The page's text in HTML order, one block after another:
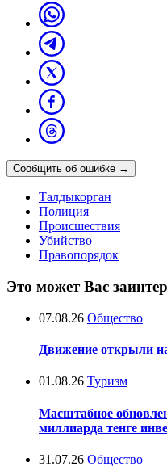
Сообщить об ошибке →
Талдыкорган
Полиция
Происшествия
Убийство
Правопорядок
Это может Вас
07.08.26 Общество
Движение открыли
01.08.26 Туризм
Масштабное
миллиарда тенге
31.07.26 Общество